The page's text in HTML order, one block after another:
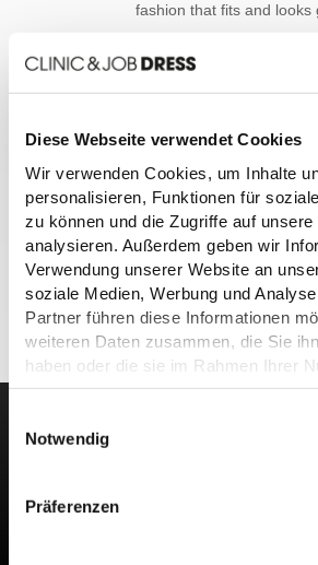
Diese Webseite verwendet Cookies
Wir verwenden Cookies, um Inhalte
personalisieren, Funktionen für
zu können und die Zugriffe auf
analysieren. Außerdem geben wir
Verwendung unserer Website an
soziale Medien, Werbung und
Partner führen diese Informationen
weiteren Daten zusammen, die Sie
haben oder die sie im Rahmen Ihrer
gesammelt haben.
Notwendig
Präferenzen
fashion that fits and looks
We give our all every day. We are only
customers wear our products
and expand our presence in the
We try out a lot, learn from our mistakes
soul into it.
Currently there are no